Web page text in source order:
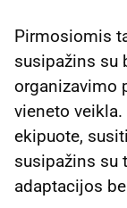
Pirmosiomis
susipažins su
organizavimo
vieneto
ekipuote,
susipažins su
adaptacijos